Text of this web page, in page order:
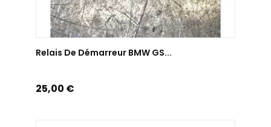
AJOUTER AU PANIER
Relais De Démarreur BMW GS...
Prix
25,00 €